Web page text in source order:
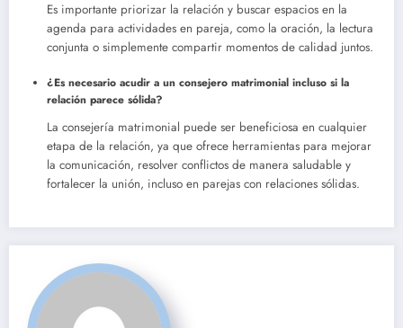
Es importante priorizar la relación y buscar espacios en la
agenda para actividades en pareja, como la oración, la lectura
conjunta o simplemente compartir momentos de calidad juntos.
¿Es necesario acudir a un consejero matrimonial incluso si la
relación parece sólida?
La consejería matrimonial puede ser beneficiosa en cualquier
etapa de la relación, ya que ofrece herramientas para mejorar
la comunicación, resolver conflictos de manera saludable y
fortalecer la unión, incluso en parejas con relaciones sólidas.